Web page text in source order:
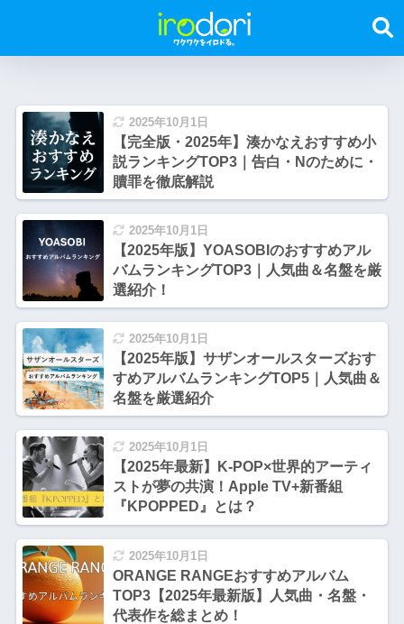
2025年10月1日
【完全版・2025年】湊かなえおすすめ小
説ランキングTOP3｜告白・Nのために・
贖罪を徹底解説
2025年10月1日
【2025年版】YOASOBIのおすすめアル
バムランキングTOP3｜人気曲＆名盤を厳
選紹介！
2025年10月1日
【2025年版】サザンオールスターズおす
すめアルバムランキングTOP5｜人気曲＆
名盤を厳選紹介
2025年10月1日
【2025年最新】K-POP×世界的アーティ
ストが夢の共演！Apple TV+新番組
『KPOPPED』とは？
2025年10月1日
ORANGE RANGEおすすめアルバム
TOP3【2025年最新版】人気曲・名盤・
代表作を総まとめ！